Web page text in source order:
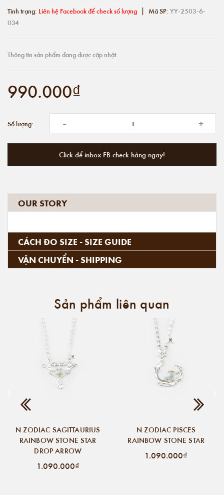
Tình trạng: Liên hệ Facebook để check số lượng | Mã SP: YY-2503-6-
034
Thông tin sản phẩm đang được cập nhật.
990.000₫
Số lượng: - +
Click để inbox FB check hàng ngay!
OUR STORY
CÁCH ĐO SIZE - SIZE GUIDE
VẬN CHUYỂN - SHIPPING
Sản phẩm liên quan
N ZODIAC SAGITTAURIUS
RAINBOW STONE STAR
DROP ARROW
1.090.000₫
N ZODIAC PISCES
RAINBOW STONE STAR
1.090.000₫